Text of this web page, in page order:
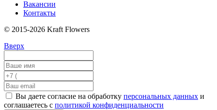
Вакансии
Контакты
© 2015-2026 Kraft Flowers
Вверх
Вы даете согласие на обработку персональных данных и
соглашаетесь с политикой конфиденциальности